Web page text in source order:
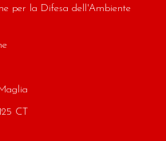
per la Difesa dell'Ambiente
CT